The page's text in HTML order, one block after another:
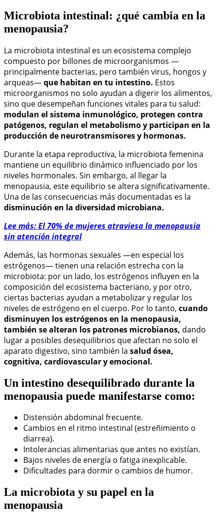
Microbiota intestinal: ¿qué cambia en la
menopausia?
La microbiota intestinal es un ecosistema complejo
compuesto por billones de microorganismos —
principalmente bacterias, pero también virus, hongos y
arqueas—que habitan en tu intestino. Estos
microorganismos no solo ayudan a digerir los alimentos,
sino que desempeñan funciones vitales para tu salud:
modulan el sistema inmunológico, protegen contra
patógenos, regulan el metabolismo y participan en la
producción de neurotransmisores y hormonas.
Durante la etapa reproductiva, la microbiota femenina
mantiene un equilibrio dinámico influenciado por los
niveles hormonales. Sin embargo, al llegar la
menopausia, este equilibrio se altera significativamente.
Una de las consecuencias más documentadas es la
disminución en la diversidad microbiana.
Lee más: El 70% de mujeres atraviesa la menopausia
sin atención integral
Además, las hormonas sexuales —en especial los
estrógenos— tienen una relación estrecha con la
microbiota: por un lado, los estrógenos influyen en la
composición del ecosistema bacteriano, y por otro,
ciertas bacterias ayudan a metabolizar y regular los
niveles de estrógeno en el cuerpo. Por lo tanto, cuando
disminuyen los estrógenos en la menopausia,
también se alteran los patrones microbianos, dando
lugar a posibles desequilibrios que afectan no solo el
aparato digestivo, sino también la salud ósea,
cognitiva, cardiovascular y emocional.
Un intestino desequilibrado durante la
menopausia puede manifestarse como:
Distensión abdominal frecuente.
Cambios en el ritmo intestinal (estreñimiento o
diarrea).
Intolerancias alimentarias que antes no existían.
Bajos niveles de energía o fatiga inexplicable.
Dificultades para dormir o cambios de humor.
La microbiota y su papel en la
menopausia